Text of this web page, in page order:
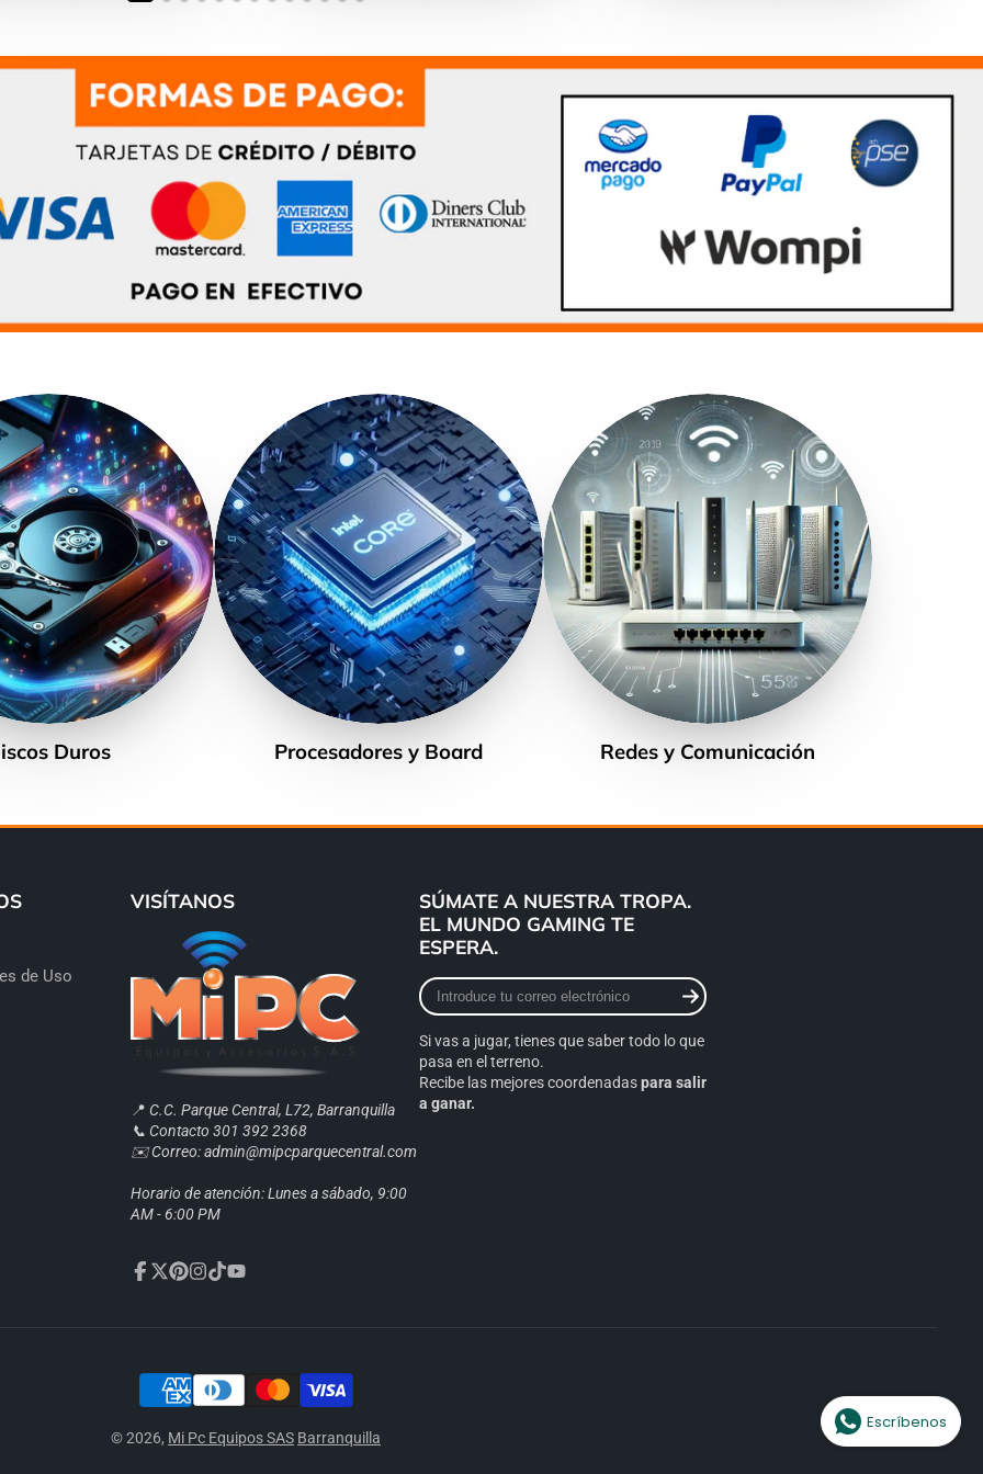
Duros Procesadores y Board Redes y Comunicación
de Uso
VISÍTANOS
📍 C.C. Parque Central, L72, Barranquilla
📞 Contacto 301 392 2368
✉️ Correo: admin@mipcparquecentral.com
Horario de atención: Lunes a sábado, 9:00
AM - 6:00 PM
SÚMATE A NUESTRA TROPA.
EL MUNDO GAMING TE
ESPERA.
Introduce
tu
electrónico
Si vas a jugar, tienes que saber todo lo que
pasa en el terreno.
Recibe las mejores coordenadaspara salir
a ganar.
© 2026, Mi Pc Equipos SAS Barranquilla
Escríbenos